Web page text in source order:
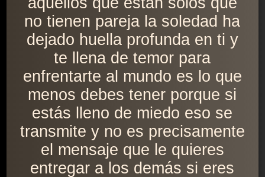
no tienen pareja la soledad ha
dejado huella profunda en ti y
te llena de temor para
enfrentarte al mundo es lo que
menos debes tener porque si
estás lleno de miedo eso se
transmite y no es precisamente
el mensaje que le quieres
entregar a los demás si eres